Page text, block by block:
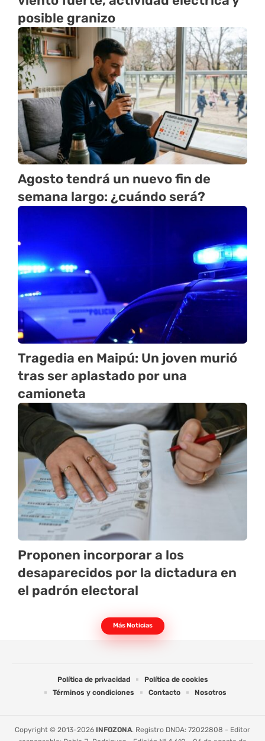
posible granizo
Agosto tendrá un nuevo fin de
semana largo: ¿cuándo será?
Tragedia en Maipú: Un joven murió
tras ser aplastado por una
camioneta
Proponen incorporar a los
desaparecidos por la dictadura en
el padrón electoral
Más Noticias
Política de privacidad
Política de cookies
Términos y condiciones
Contacto Nosotros
Copyright © 2013-2026 INFOZONA. Registro DNDA: 72022808 - Editor